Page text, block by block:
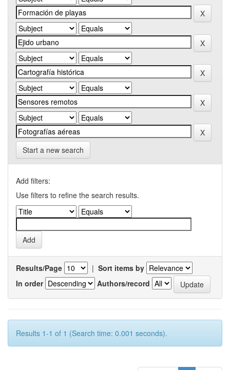
Start a new search
Add filters:
Use filters to refine the search results.
Results/Page | Sort items by
In order
Authors/record
Results 1-1 of 1 (Search time: 0.001 seconds).